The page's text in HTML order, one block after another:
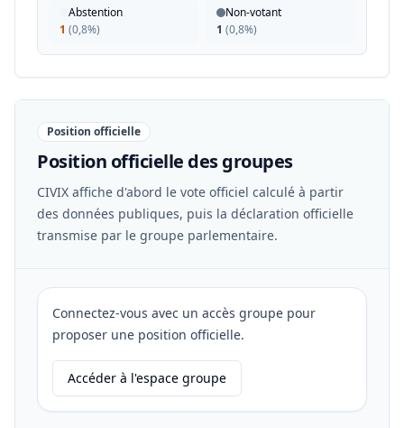
Abstention
1 (0,8%)
Non-votant
1 (0,8%)
Position officielle
Position officielle des groupes
CIVIX affiche d'abord le vote officiel calculé à partir
des données publiques, puis la déclaration officielle
transmise par le groupe parlementaire.
Connectez-vous avec un accès groupe pour
proposer une position officielle.
Accéder à l'espace groupe